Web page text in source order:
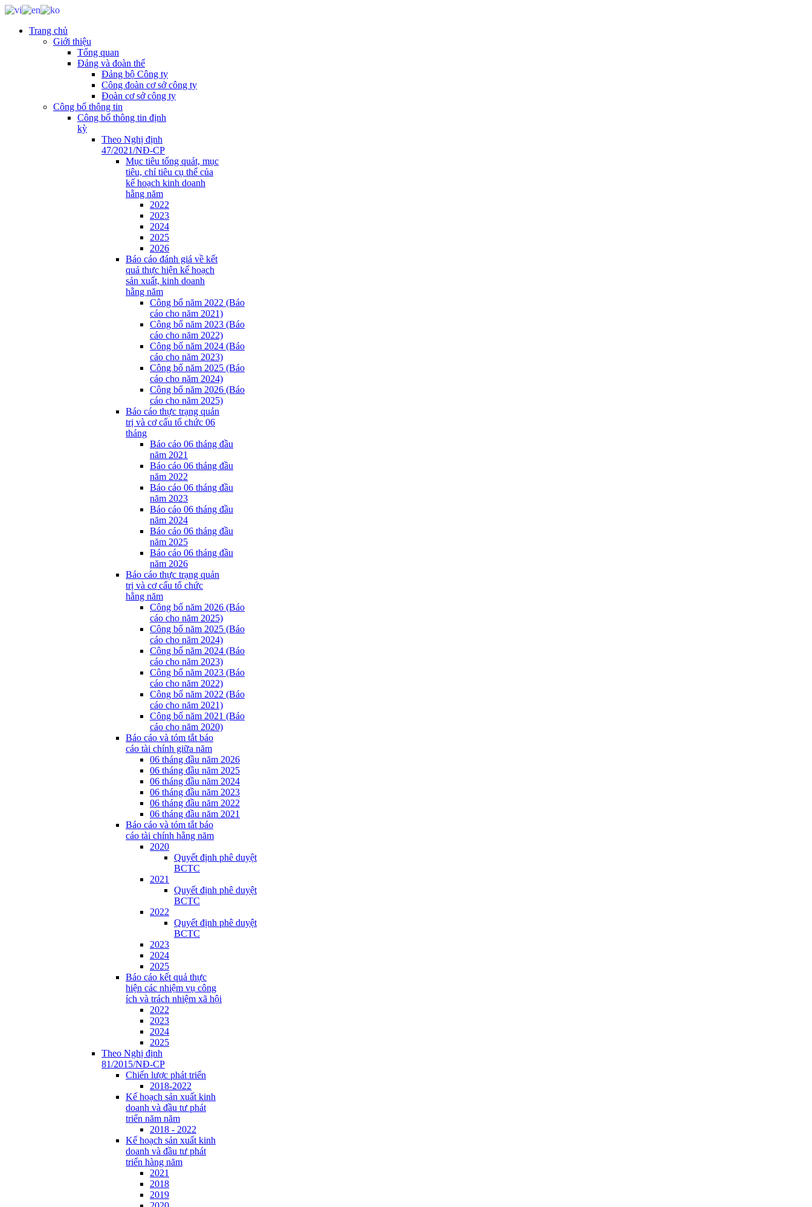
Trang chủ
Giới thiệu
Tổng quan
Đảng và đoàn thể
Đảng bộ Công ty
Công đoàn cơ sở công ty
Đoàn cơ sở công ty
Công bố thông tin
Công bố thông tin định
kỳ
Theo Nghị định
47/2021/NĐ-CP
Mục tiêu tổng quát, mục
tiêu, chỉ tiêu cụ thể của
kế hoạch kinh doanh
hằng năm
2022
2023
2024
2025
2026
Báo cáo đánh giá về kết
quả thực hiện kế hoạch
sản xuất, kinh doanh
hằng năm
Công bố năm 2022 (Báo
cáo cho năm 2021)
Công bố năm 2023 (Báo
cáo cho năm 2022)
Công bố năm 2024 (Báo
cáo cho năm 2023)
Công bố năm 2025 (Báo
cáo cho năm 2024)
Công bố năm 2026 (Báo
cáo cho năm 2025)
Báo cáo thực trạng quản
trị và cơ cấu tổ chức 06
tháng
Báo cáo 06 tháng đầu
năm 2021
Báo cáo 06 tháng đầu
năm 2022
Báo cáo 06 tháng đầu
năm 2023
Báo cáo 06 tháng đầu
năm 2024
Báo cáo 06 tháng đầu
năm 2025
Báo cáo 06 tháng đầu
năm 2026
Báo cáo thực trạng quản
trị và cơ cấu tổ chức
hằng năm
Công bố năm 2026 (Báo
cáo cho năm 2025)
Công bố năm 2025 (Báo
cáo cho năm 2024)
Công bố năm 2024 (Báo
cáo cho năm 2023)
Công bố năm 2023 (Báo
cáo cho năm 2022)
Công bố năm 2022 (Báo
cáo cho năm 2021)
Công bố năm 2021 (Báo
cáo cho năm 2020)
Báo cáo và tóm tắt báo
cáo tài chính giữa năm
06 tháng đầu năm 2026
06 tháng đầu năm 2025
06 tháng đầu năm 2024
06 tháng đầu năm 2023
06 tháng đầu năm 2022
06 tháng đầu năm 2021
Báo cáo và tóm tắt báo
cáo tài chính hằng năm
2020
Quyết định phê duyệt
BCTC
2021
Quyết định phê duyệt
BCTC
2022
Quyết định phê duyệt
BCTC
2023
2024
2025
Báo cáo kết quả thực
hiện các nhiệm vụ công
ích và trách nhiệm xã hội
2022
2023
2024
2025
Theo Nghị định
81/2015/NĐ-CP
Chiến lược phát triển
2018-2022
Kế hoạch sản xuất kinh
doanh và đầu tư phát
triển năm năm
2018 - 2022
Kế hoạch sản xuất kinh
doanh và đầu tư phát
triển hàng năm
2021
2018
2019